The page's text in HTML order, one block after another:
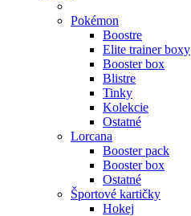
Pokémon
Boostre
Elite trainer boxy
Booster box
Blistre
Tinky
Kolekcie
Ostatné
Lorcana
Booster pack
Booster box
Ostatné
Športové kartičky
Hokej